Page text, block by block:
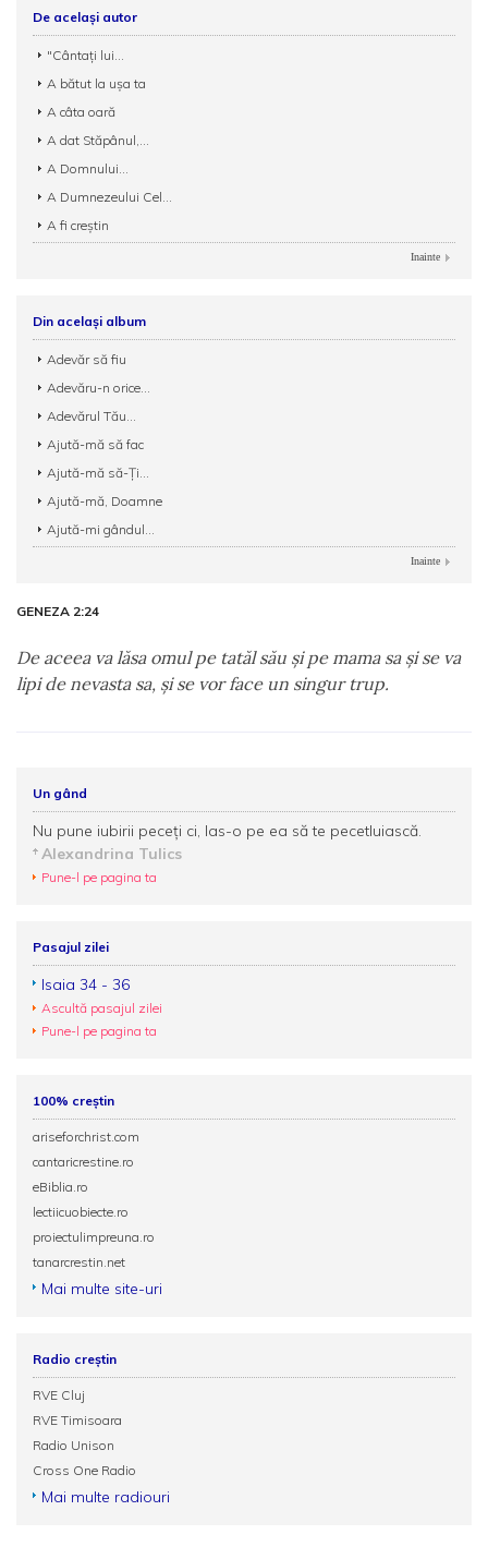
De același autor
"Cântați lui...
A bătut la uşa ta
A câta oară
A dat Stăpânul,...
A Domnului...
A Dumnezeului Cel...
A fi creștin
Inainte
Din același album
Adevăr să fiu
Adevăru-n orice...
Adevărul Tău...
Ajută-mă să fac
Ajută-mă să-Ți...
Ajută-mă, Doamne
Ajută-mi gândul...
Inainte
GENEZA 2:24
De aceea va lăsa omul pe tatăl său şi pe mama sa şi se va
lipi de nevasta sa, şi se vor face un singur trup.
Un gând
Nu pune iubirii peceți ci, las-o pe ea să te pecetluiască.
Alexandrina Tulics
Pune-l pe pagina ta
Pasajul zilei
Isaia 34 - 36
Ascultă pasajul zilei
Pune-l pe pagina ta
100% creștin
ariseforchrist.com
cantaricrestine.ro
eBiblia.ro
lectiicuobiecte.ro
proiectulimpreuna.ro
tanarcrestin.net
Mai multe site-uri
Radio creștin
RVE Cluj
RVE Timisoara
Radio Unison
Cross One Radio
Mai multe radiouri